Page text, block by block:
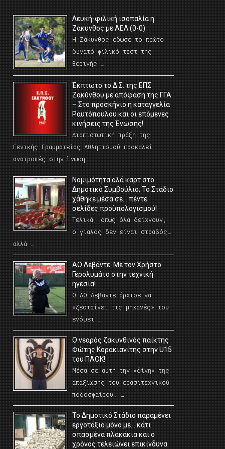
Λευκή-φιλική ισοπαλία η
Ζάκυνθος με ΑΕΛ (0-0)
Η Ζάκυνθος έδωσε το πρώτο
δυνατό φιλικό τεστ της
θερινής …
Έκπτωτο το Δ.Σ. της ΕΠΣ
Ζακύνθου με απόφαση της ΓΓΑ
– Στο προσκήνιο η καταγγελία
Ραυτόπουλου και οι επόμενες
κινήσεις της Ένωσης!
Διαπιστωτική πράξη της
Γενικής Γραμματείας Αθλητισμού προκαλεί
ανατροπές στην Ένωση …
Νομιμότητα αλά καρτ στο
Δημοτικό Συμβούλιο; Το Στάδιο
χάθηκε μέσα σε… πέντε
σελίδες προϋπολογισμού!
Τελικά, όπως όλα δείχνουν,
ο γιαλός δεν είναι στραβός…
αλλά …
ΑΟ Λεβάντε: Με τον Χρήστο
Γερολυμάτο στην τεχνική
ηγεσία!
Ο ΑΟ Λεβάντε άρχισε να
«ζεσταίνει τις μηχανές» του
ενόψει …
O νεαρός ζακυνθινός παίκτης
Φώτης Κορακιανίτης στην U15
του ΠΑΟΚ!
Μέσα σε αυτή την «δίνη» της
απαξίωσης του ερασιτεχνικού
ποδοσφαίρου. …
Το Δημοτικό Στάδιο παραμένει
εργοτάξιο μόνο με… κάτι
σπασμένα πλακάκια και ο
χρόνος τελειώνει επικίνδυνα